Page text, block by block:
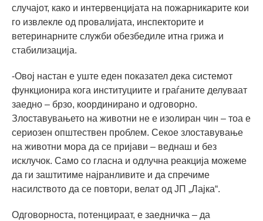
случајот, како и интервенцијата на пожарникарите кои
го извлекле од провалијата, инспекторите и
ветеринарните служби обезбедиле итна грижа и
стабилизација.
-Овој настан е уште еден показател дека системот
функционира кога институциите и граѓаните делуваат
заедно – брзо, координирано и одговорно.
Злоставувањето на животни не е изолиран чин – тоа е
сериозен општествен проблем. Секое злоставување
на животни мора да се пријави – веднаш и без
исклучок. Само со гласна и одлучна реакција можеме
да ги заштитиме најранливите и да спречиме
насилството да се повтори, велат од ЈП „Лајка“.
Одговорноста, потенцираат, е заедничка – да